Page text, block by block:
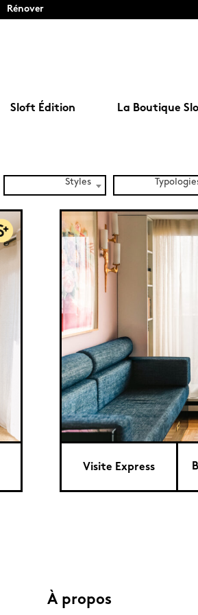
Rénover
Sloft Édition La Boutique
Styles
Visite Express
À propos